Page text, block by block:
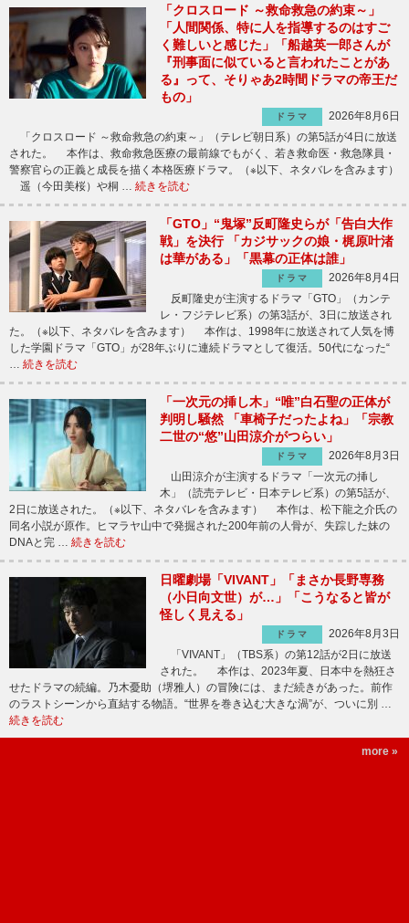
「クロスロード ～救命救急の約束～」
「人間関係、特に人を指導するのはすご
く難しいと感じた」「船越英一郎さんが
『刑事面に似ていると言われたことがあ
る』って、そりゃあ2時間ドラマの帝王だ
もの」
ドラマ
2026年8月6日
「クロスロード ～救命救急の約束～」（テレビ朝日系）の第5話が4日に放送
された。 本作は、救命救急医療の最前線でもがく、若き救命医・救急隊員・
警察官らの正義と成長を描く本格医療ドラマ。（※以下、ネタバレを含みます）
遥（今田美桜）や桐 … 続きを読む
「GTO」“鬼塚”反町隆史らが「告白大作
戦」を決行 「カジサックの娘・梶原叶渚
は華がある」「黒幕の正体は誰」
ドラマ
2026年8月4日
反町隆史が主演するドラマ「GTO」（カンテ
レ・フジテレビ系）の第3話が、3日に放送され
た。（※以下、ネタバレを含みます） 本作は、1998年に放送されて人気を博
した学園ドラマ「GTO」が28年ぶりに連続ドラマとして復活。50代になった“
… 続きを読む
「一次元の挿し木」“唯”白石聖の正体が
判明し騒然 「車椅子だったよね」「宗教
二世の“悠”山田涼介がつらい」
ドラマ
2026年8月3日
山田涼介が主演するドラマ「一次元の挿し
木」（読売テレビ・日本テレビ系）の第5話が、
2日に放送された。（※以下、ネタバレを含みます） 本作は、松下龍之介氏の
同名小説が原作。ヒマラヤ山中で発掘された200年前の人骨が、失踪した妹の
DNAと完 … 続きを読む
日曜劇場「VIVANT」「まさか長野専務
（小日向文世）が…」「こうなると皆が
怪しく見える」
ドラマ
2026年8月3日
「VIVANT」（TBS系）の第12話が2日に放送
された。 本作は、2023年夏、日本中を熱狂さ
せたドラマの続編。乃木憂助（堺雅人）の冒険には、まだ続きがあった。前作
のラストシーンから直結する物語。“世界を巻き込む大きな渦”が、ついに別 …
続きを読む
more »